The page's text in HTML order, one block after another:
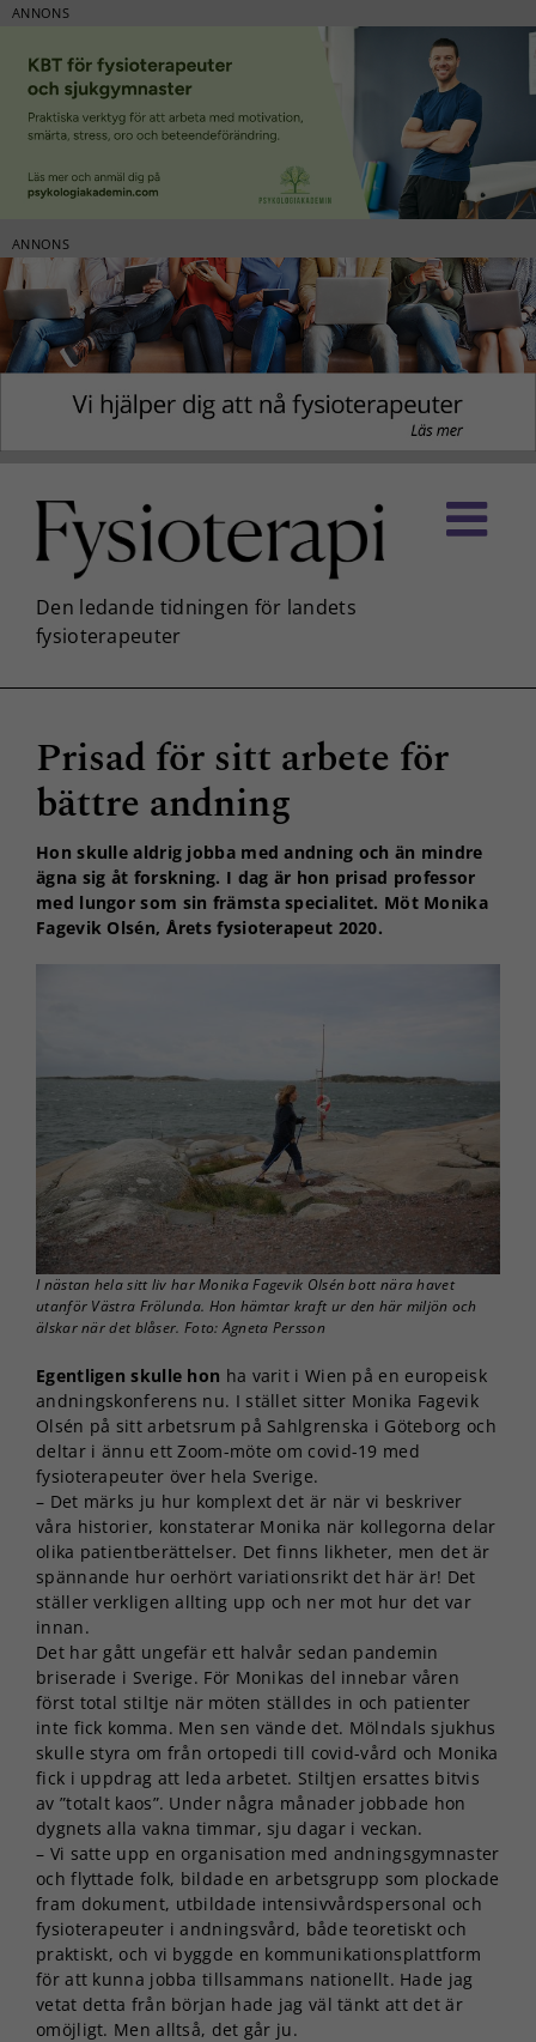
ANNONS
ANNONS
innehållet
Prisad för sitt arbete för
bättre andning
Hon skulle aldrig jobba med andning och än mindre
ägna sig åt forskning. I dag är hon prisad professor
med lungor som sin främsta specialitet. Möt Monika
Fagevik Olsén, Årets fysioterapeut 2020.
I nästan hela sitt liv har Monika Fagevik Olsén bott nära havet
utanför Västra Frölunda. Hon hämtar kraft ur den här miljön och
älskar när det blåser. Foto: Agneta Persson
Egentligen skulle hon ha varit i Wien på en europeisk
andningskonferens nu. I stället sitter Monika Fagevik
Olsén på sitt arbetsrum på Sahlgrenska i Göteborg och
deltar i ännu ett Zoom-möte om covid-19 med
fysioterapeuter över hela Sverige.
– Det märks ju hur komplext det är när vi beskriver
våra historier, konstaterar Monika när kollegorna delar
olika patientberättelser. Det finns likheter, men det är
spännande hur oerhört variationsrikt det här är! Det
ställer verkligen allting upp och ner mot hur det var
innan.
Det har gått ungefär ett halvår sedan pandemin
briserade i Sverige. För Monikas del innebar våren
först total stiltje när möten ställdes in och patienter
inte fick komma. Men sen vände det. Mölndals sjukhus
skulle styra om från ortopedi till covid-vård och Monika
fick i uppdrag att leda arbetet. Stiltjen ersattes bitvis
av ”totalt kaos”. Under några månader jobbade hon
dygnets alla vakna timmar, sju dagar i veckan.
– Vi satte upp en organisation med andningsgymnaster
och flyttade folk, bildade en arbetsgrupp som plockade
fram dokument, utbildade intensivvårdspersonal och
fysioterapeuter i andningsvård, både teoretiskt och
praktiskt, och vi byggde en kommunikationsplattform
för att kunna jobba tillsammans nationellt. Hade jag
vetat detta från början hade jag väl tänkt att det är
omöjligt. Men alltså, det går ju.